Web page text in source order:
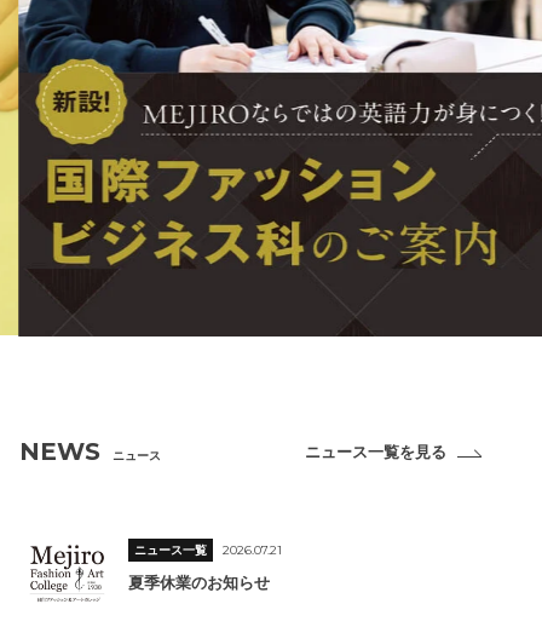
NEWS ニュース ニュース一覧を見る
ニュース一覧 2026.07.21
夏季休業のお知らせ